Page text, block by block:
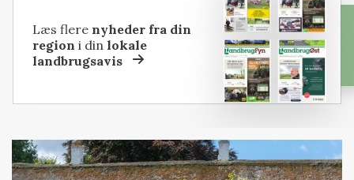
Læs flere nyheder fra din
region i dinlokale
landbrugsavis